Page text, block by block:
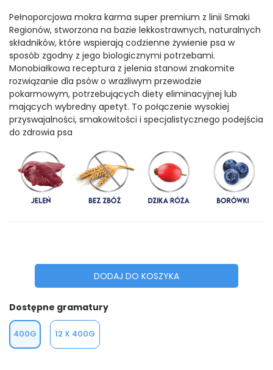
Pełnoporcjowa mokra karma super premium z linii Smaki
Regionów, stworzona na bazie lekkostrawnych, naturalnych
składników, które wspierają codzienne żywienie psa w
sposób zgodny z jego biologicznymi potrzebami.
Monobiałkowa receptura z jelenia stanowi znakomite
rozwiązanie dla psów o wrażliwym przewodzie
pokarmowym, potrzebujących diety eliminacyjnej lub
mających wybredny apetyt. To połączenie wysokiej
przyswajalności, smakowitości i specjalistycznego podejścia
do zdrowia psa
DODAJ DO KOSZYKA
Dostępne gramatury
400G 12 X 400G